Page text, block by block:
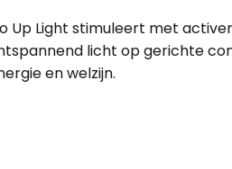
Up Light stimuleert met
licht op gerichte
en welzijn.